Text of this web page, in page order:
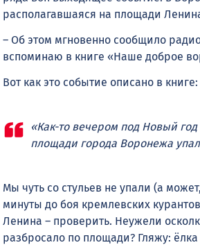
располагавшаяся на площади
– Об этом мгновенно сообщило
вспоминаю в книге «Наше доброе
Вот как это событие описано в книге:
«Как-то вечером под Новый год
площади города Воронежа
Мы чуть со стульев не упали (а
минуты до боя кремлевских
Ленина – проверить. Неужели
разбросало по площади? Гляжу: